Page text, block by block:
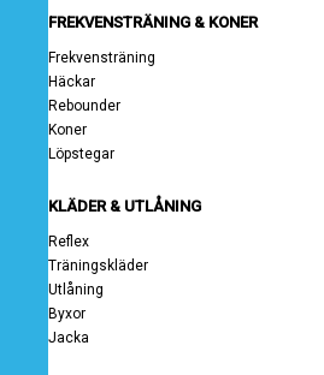
FREKVENSTRÄNING & KONER
Frekvensträning
Häckar
Rebounder
Koner
Löpstegar
KLÄDER & UTLÅNING
Reflex
Träningskläder
Utlåning
Byxor
Jacka